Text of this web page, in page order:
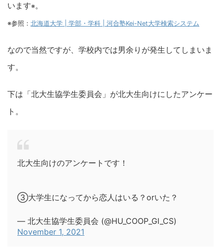
います※。
※参照： 北海道大学 | 学部・学科 | 河合塾Kei-Net大学検索システム
なので当然ですが、学校内では男余りが発生してしまいま
す。
下は「北大生協学生委員会」が北大生向けにしたアンケー
ト。
北大生向けのアンケートです！
③大学生になってから恋人はいる？orいた？
— 北大生協学生委員会 (@HU_COOP_GI_CS)
November 1, 2021